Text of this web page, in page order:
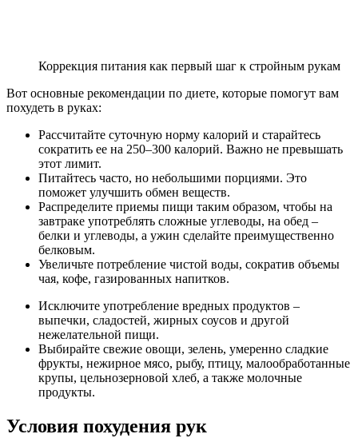
Коррекция питания как первый шаг к стройным рукам
Вот основные рекомендации по диете, которые помогут вам
похудеть в руках:
Рассчитайте суточную норму калорий и старайтесь
сократить ее на 250–300 калорий. Важно не превышать
этот лимит.
Питайтесь часто, но небольшими порциями. Это
поможет улучшить обмен веществ.
Распределите приемы пищи таким образом, чтобы на
завтраке употреблять сложные углеводы, на обед –
белки и углеводы, а ужин сделайте преимущественно
белковым.
Увеличьте потребление чистой воды, сократив объемы
чая, кофе, газированных напитков.
Исключите употребление вредных продуктов –
выпечки, сладостей, жирных соусов и другой
нежелательной пищи.
Выбирайте свежие овощи, зелень, умеренно сладкие
фрукты, нежирное мясо, рыбу, птицу, малообработанные
крупы, цельнозерновой хлеб, а также молочные
продукты.
Условия похудения рук